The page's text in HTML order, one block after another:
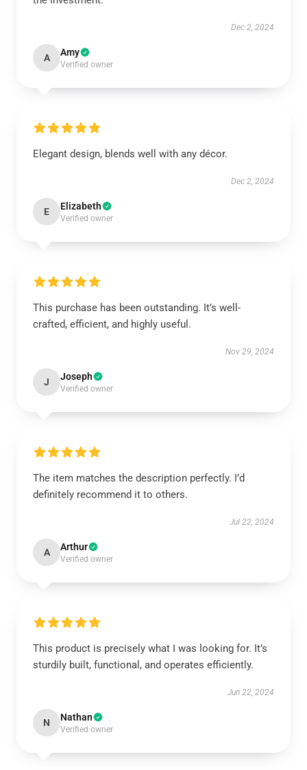
Dec 2, 2024
A Amy
Verified owner
Elegant design, blends well with any décor.
Dec 2, 2024
E Elizabeth
Verified owner
This purchase has been outstanding. It’s well-
crafted, efficient, and highly useful.
Nov 29, 2024
J Joseph
Verified owner
The item matches the description perfectly. I’d
definitely recommend it to others.
Jul 22, 2024
A Arthur
Verified owner
This product is precisely what I was looking for. It’s
sturdily built, functional, and operates efficiently.
Jun 22, 2024
N Nathan
Verified owner